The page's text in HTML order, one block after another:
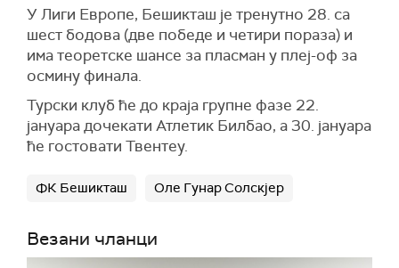
У Лиги Европе, Бешикташ је тренутно 28. са
шест бодова (две победе и четири пораза) и
има теоретске шансе за пласман у плеј-оф за
осмину финала.
Турски клуб ће до краја групне фазе 22.
јануара дочекати Атлетик Билбао, а 30. јануара
ће гостовати Твентеу.
ФК Бешикташ Оле Гунар Солскјер
Везани чланци